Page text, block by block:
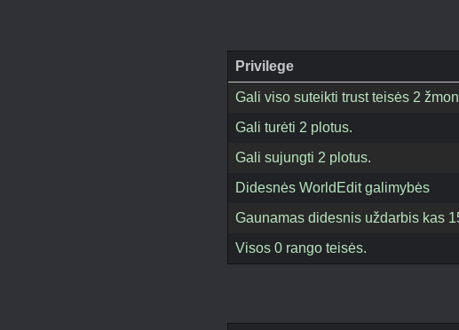
Privilege
Gali viso suteikti trust teisės 2
Gali turėti 2 plotus.
Gali sujungti 2 plotus.
Didesnės WorldEdit galimybės
Gaunamas didesnis uždarbis kas
Visos 0 rango teisės.